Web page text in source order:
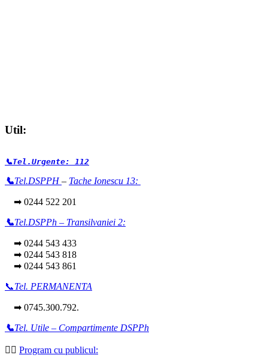
Util:
📞Tel.Urgente: 112
📞Tel.DSPPH– Tache Ionescu 13:
➡ 0244 522 201
📞Tel.DSPPh – Transilvaniei 2:
➡ 0244 543 433
➡ 0244 543 818
➡ 0244 543 861
📞Tel. PERMANENTA
➡ 0745.300.792.
📞Tel. Utile – Compartimente DSPPh
👩‍⚕️ Program cu publicul: